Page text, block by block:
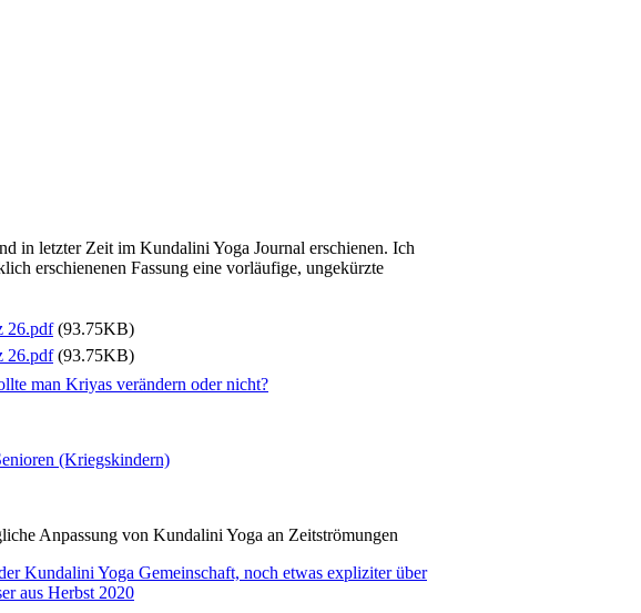
in letzter Zeit im Kundalini Yoga Journal erschienen. Ich
erschienenen Fassung eine vorläufige, ungekürzte
26.pdf(93.75KB)
26.pdf(93.75KB)
man Kriyas verändern oder nicht?
(Kriegskindern)
Anpassung von Kundalini Yoga an Zeitströmungen
Kundalini Yoga Gemeinschaft, noch etwas expliziter über
aus Herbst 2020